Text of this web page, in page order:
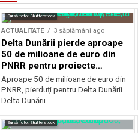
Sursă foto: Shutterstock
ACTUALITATE 3 săptămâni ago
Delta Dunării pierde aproape
50 de milioane de euro din
PNRR pentru proiecte
esențiale
Aproape 50 de milioane de euro din
PNRR, pierduți pentru Delta Dunării
Delta Dunării...
Sursă foto: Shutterstock